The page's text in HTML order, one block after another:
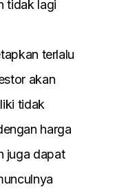
tidak lagi
terlalu
akan
tidak
harga
juga dapat